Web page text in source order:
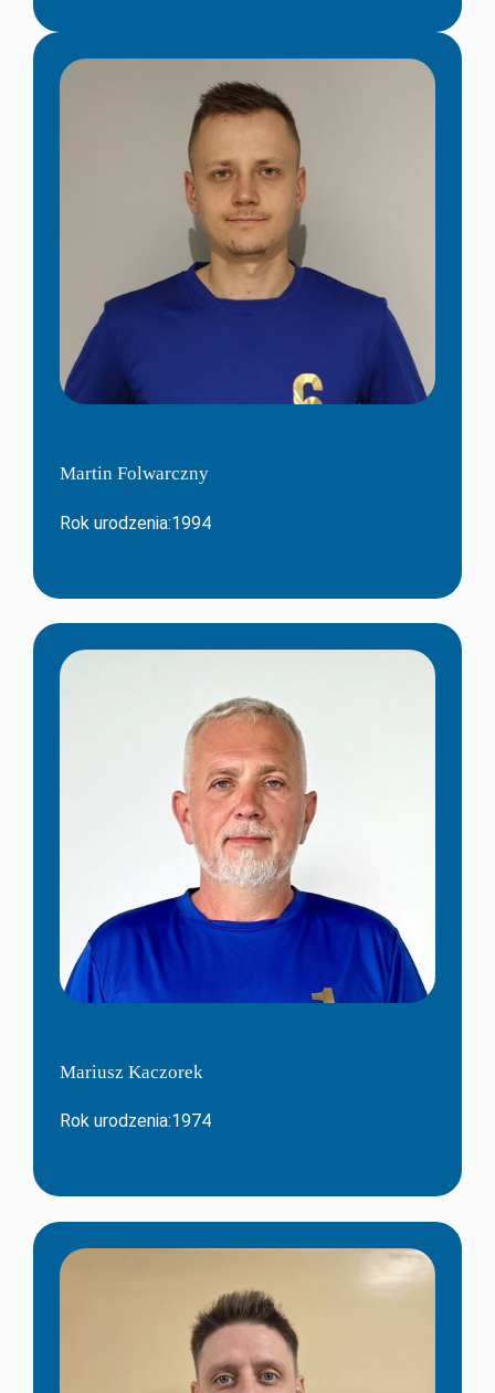
Martin Folwarczny
Rok urodzenia:1994
Mariusz Kaczorek
Rok urodzenia:1974